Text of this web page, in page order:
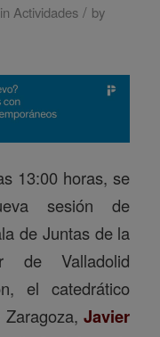
inActividades / by
13:00 horas, se
sesión de
de Juntas de la
de Valladolid
el catedrático
Zaragoza,Javier